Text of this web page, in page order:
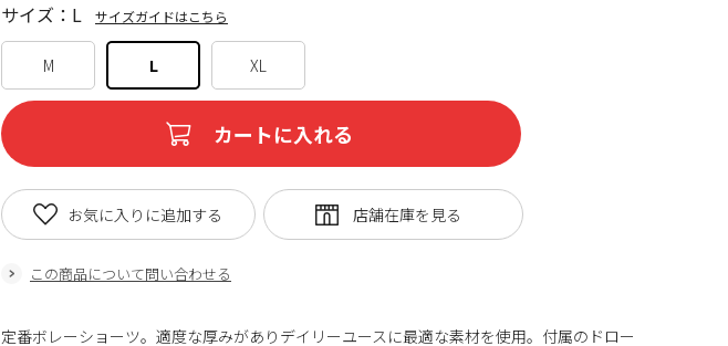
M L XL
サイズ：L サイズガイドはこちら
カートに入れる
この商品について問い合わせる
お気に入りに追加する
定番ボレーショーツ。適度な厚みがありデイリーユースに最適な素材を使用。付属のドロー